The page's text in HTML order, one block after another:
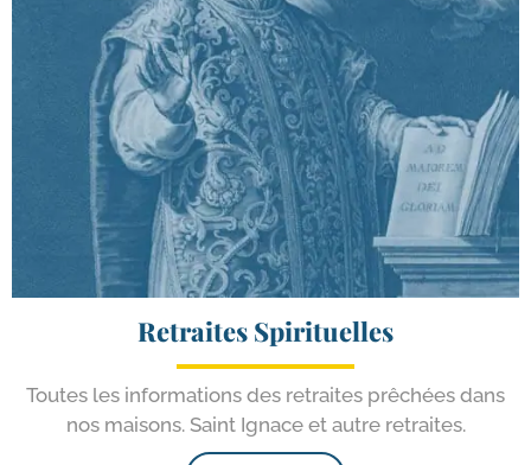
Retraites Spirituelles
Toutes les infor­ma­tions des retraites prê­chées dans
nos mai­sons. Saint Ignace et autre retraites.